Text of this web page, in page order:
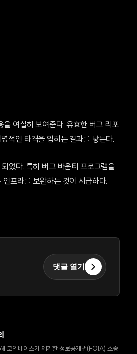
여실히 보여준다. 유효한 버그 리포
적인 타격을 입히는 결과를 낳는다.
었다. 특히 버그 바운티 프로그램을
프라를 보완하는 것이 시급하다.
댓글 열기
코인베이스가 제기한 정보공개법(FOIA) 소송